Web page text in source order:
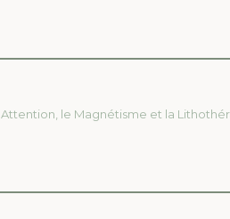
Attention, le Magnétisme et la